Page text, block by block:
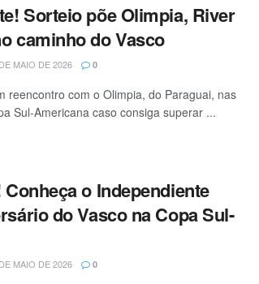
Sorteio põe Olimpia, River
caminho do Vasco
MAIO DE 2026 0
reencontro com o Olimpia, do Paraguai, nas
Sul-Americana caso consiga superar ...
o Independiente
do Vasco na Copa Sul-
MAIO DE 2026 0